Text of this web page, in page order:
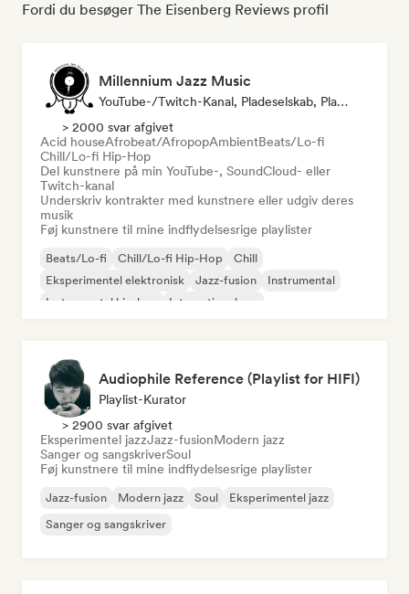
Fordi du besøger The Eisenberg Reviews profil
Millennium Jazz Music
YouTube-/Twitch-Kanal, Pladeselskab, Playlist-Kurator
> 2000 svar afgivet
Acid houseAfrobeat/AfropopAmbientBeats/Lo-fi
Chill/Lo-fi Hip-Hop
Del kunstnere på min YouTube-, SoundCloud- eller
Twitch-kanal
Underskriv kontrakter med kunstnere eller udgiv deres
musik
Føj kunstnere til mine indflydelsesrige playlister
Beats/Lo-fi Chill/Lo-fi Hip-Hop
Chill
Eksperimentel elektronisk
Jazz-fusion
Instrumental
Instrumental hip-hop
International rap
Audiophile Reference (Playlist for HIFI)
Playlist-Kurator
> 2900 svar afgivet
Eksperimentel jazzJazz-fusionModern jazz
Sanger og sangskriverSoul
Føj kunstnere til mine indflydelsesrige playlister
Jazz-fusion Modern jazz Soul
Eksperimentel jazz
Sanger og sangskriver